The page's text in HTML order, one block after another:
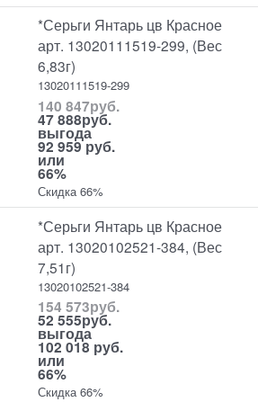
*Серьги Янтарь цв Красное
арт. 13020111519-299, (Вес
6,83г)
13020111519-299
140 847руб.
47 888руб.
выгода
92 959 руб.
или
66%
Скидка 66%
*Серьги Янтарь цв Красное
арт. 13020102521-384, (Вес
7,51г)
13020102521-384
154 573руб.
52 555руб.
выгода
102 018 руб.
или
66%
Скидка 66%